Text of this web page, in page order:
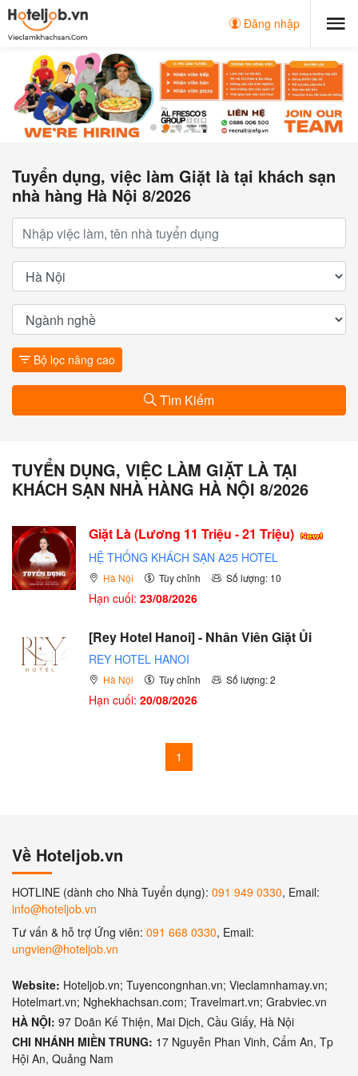
Đăng nhập
Tuyển dụng, việc làm Giặt là tại khách sạn
nhà hàng Hà Nội 8/2026
Bộ lọc nâng cao
Tìm Kiếm
TUYỂN DỤNG, VIỆC LÀM GIẶT LÀ TẠI
KHÁCH SẠN NHÀ HÀNG HÀ NỘI 8/2026
Giặt Là (Lương 11 Triệu - 21 Triệu)
HỆ THỐNG KHÁCH SẠN A25 HOTEL
Hà Nội Tùy chỉnh Số lượng: 10
Hạn cuối: 23/08/2026
[Rey Hotel Hanoi] - Nhân Viên Giặt Ủi
REY HOTEL HANOI
Hà Nội Tùy chỉnh Số lượng: 2
Hạn cuối: 20/08/2026
1
Về Hoteljob.vn
HOTLINE (dành cho Nhà Tuyển dụng): 091 949 0330, Email:
info@hoteljob.vn
Tư vấn & hỗ trợ Ứng viên: 091 668 0330, Email:
ungvien@hoteljob.vn
Website: Hoteljob.vn; Tuyencongnhan.vn; Vieclamnhamay.vn;
Hotelmart.vn; Nghekhachsan.com; Travelmart.vn; Grabviec.vn
HÀ NỘI: 97 Doãn Kế Thiện, Mai Dịch, Cầu Giấy, Hà Nội
CHI NHÁNH MIỀN TRUNG: 17 Nguyễn Phan Vinh, Cẩm An, Tp
Hội An, Quảng Nam